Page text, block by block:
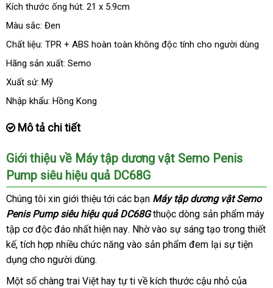
Kích thước ống hút: 21 x 5.9cm
Màu sắc: Đen
Chất liệu: TPR + ABS hoàn toàn không độc tính cho người dùng
Hãng sản xuất: Semo
Xuất sứ: Mỹ
Nhập khẩu: Hồng Kong
Mô tả chi tiết
Giới thiệu về Máy tập dương vật Semo Penis
Pump siêu hiệu quả DC68G
Chúng tôi xin giới thiệu tới mua
sắm
các bạn Máy tập dương vật Semo
Penis Pump siêu hiệu quả DC68Gthuộc dòng sản phẩm máy
tập cơ độc đáo nhất shopee
hiện naytổng
hợp
. Nhờ vào sự sáng tạo trong thiết
kếto
, tích hợp nhiều chức năng vào sản phẩm đem lại sự tiện
dụng cho người dùng.
Một số chàng trai Việt hay tự ti về kích thước cậu nhỏ link
của